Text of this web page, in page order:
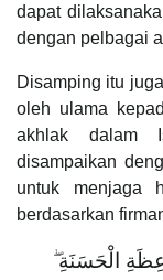
dapat
dengan pelbagai
Disamping itu
oleh ulama
akhlak dalam
disampaikan
untuk menjaga
berdasarkan
الْحَسَنَةِ